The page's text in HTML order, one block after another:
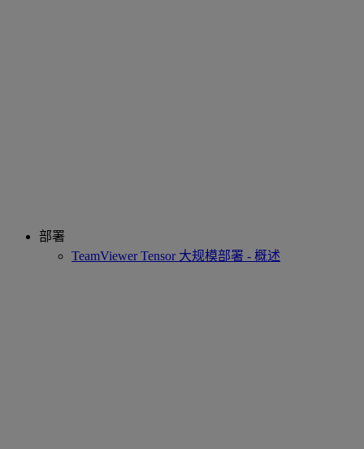
部署
TeamViewer Tensor 大规模部署 - 概述